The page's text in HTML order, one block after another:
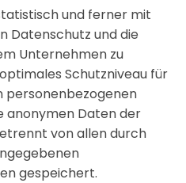
und ferner mit
Datenschutz und die
Unternehmen zu
Schutzniveau für
personenbezogenen
anonymen Daten der
von allen durch
gespeichert.